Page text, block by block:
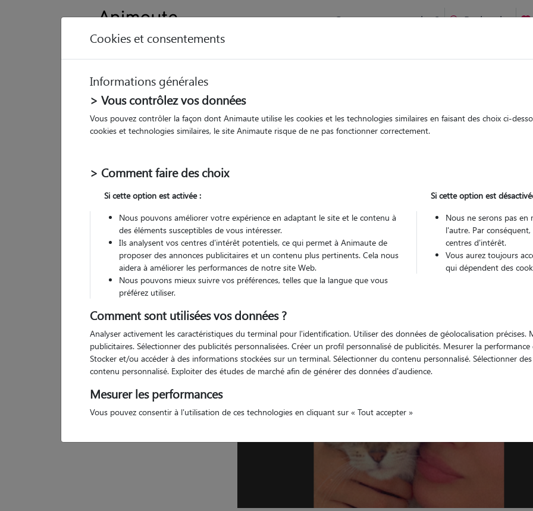
Comment ça marche ? Recherche
Garance
Cookies et consentements
Informations générales
> Vous contrôlez vos données
Vous pouvez contrôler la façon dont Animaute utilise les cookies et les technologies similaires en faisant des choix ci-
cookies et technologies similaires, le site Animaute risque de ne pas fonctionner correctement.
> Comment faire des choix
Si cette option est activée :
Nous pouvons améliorer votre expérience en adaptant le site et le contenu à
des éléments susceptibles de vous intéresser.
Ils analysent vos centres d'intérêt potentiels, ce qui permet à Animaute de
proposer des annonces publicitaires et un contenu plus pertinents. Cela nous
aidera à améliorer les performances de notre site Web.
Nous pouvons mieux suivre vos préférences, telles que la langue que vous
préférez utiliser.
Si cette option est
Nous ne serons pas en
l'autre. Par
centres d'intérêt.
Vous aurez toujours
qui dépendent des
Comment sont utilisées vos données ?
Analyser activement les caractéristiques du terminal pour l'identification. Utiliser des données de géolocalisation précises.
publicitaires. Sélectionner des publicités personnalisées. Créer un profil personnalisé de publicités. Mesurer la
Stocker et/ou accéder à des informations stockées sur un terminal. Sélectionner du contenu personnalisé. Sélectionner
contenu personnalisé. Exploiter des études de marché afin de générer des données d'audience.
Mesurer les performances
Vous pouvez consentir à l'utilisation de ces technologies en cliquant sur « Tout accepter »